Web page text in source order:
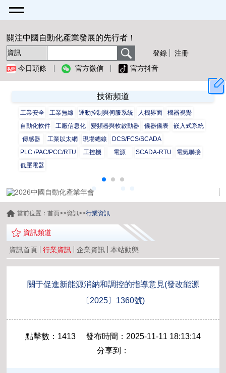
關注中國自動化產業發展的先行者！
登錄
注冊
今日頭條
官方微信 官方抖音
技術頻道
工業安全 工業無線 運動控制與伺服系統 人機界面
機器視覺
自動化軟件
工廠信息化 變頻器與軟啟動器 儀器儀表
嵌入式系統
傳感器
工業以太網 現場總線
DCS/FCS/SCADA
PLC /PAC/PCC/RTU
工控機 電源 SCADA-RTU
電氣聯接
低壓電器
當前位置：首頁>>資訊>>行業資訊
資訊頻道
資訊首頁 行業資訊 企業資訊 本站動態
關于促進新能源消納和調控的指導意見(發改能源
〔2025〕1360號)
點擊數：1413 發布時間：2025-11-11 18:13:14
分享到：